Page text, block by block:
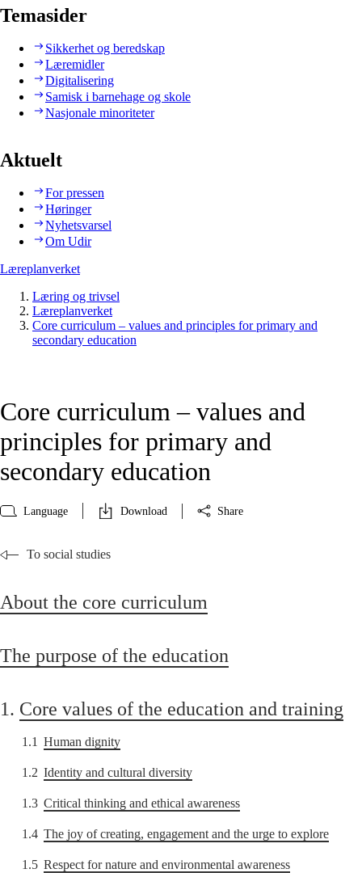
Temasider
Sikkerhet og beredskap
Læremidler
Digitalisering
Samisk i barnehage og skole
Nasjonale minoriteter
Aktuelt
For pressen
Høringer
Nyhetsvarsel
Om Udir
Læreplanverket
Læring og trivsel
Læreplanverket
Core curriculum – values and principles for primary and
secondary education
Core curriculum – values and
principles for primary and
secondary education
Language Download Share
To social studies
About the core curriculum
The purpose of the education
1. Core values of the education and training
1.1 Human dignity
1.2 Identity and cultural diversity
1.3 Critical thinking and ethical awareness
1.4 The joy of creating, engagement and the urge to explore
1.5 Respect for nature and environmental awareness